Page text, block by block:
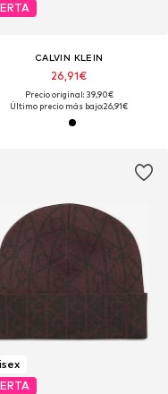
CALVIN KLEIN
26,91€
Precio original: 39,90€
Último precio más bajo:26,91€